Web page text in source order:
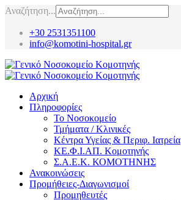
Αναζήτηση...
+30 2531351100
info@komotini-hospital.gr
Αρχική
Πληροφορίες
Το Νοσοκομείο
Τμήματα / Κλινικές
Κέντρα Υγείας & Περιφ. Ιατρεία
ΚΕ.Φ.Ι.ΑΠ. Κομοτηνής
Σ.Α.Ε.Κ. ΚΟΜΟΤΗΝΗΣ
Ανακοινώσεις
Προμήθειες-Διαγωνισμοί
Προμηθευτές